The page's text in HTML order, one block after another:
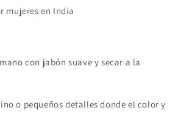
mujeres en India
con jabón suave y secar a la
o pequeños detalles donde el color y